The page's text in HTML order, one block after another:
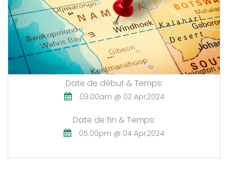
Date de début & Temps:
09.00am @ 02 Apr,2024
Date de fin & Temps:
05.00pm @ 04 Apr,2024